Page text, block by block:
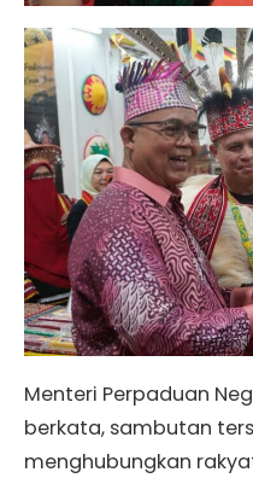
Menteri Perpaduan
berkata, sambutan
menghubungkan